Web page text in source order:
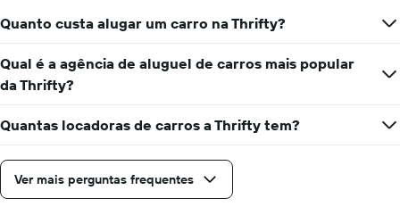
Quanto custa alugar um carro na Thrifty?
Qual é a agência de aluguel de carros mais popular
da Thrifty?
Quantas locadoras de carros a Thrifty tem?
Ver mais perguntas frequentes